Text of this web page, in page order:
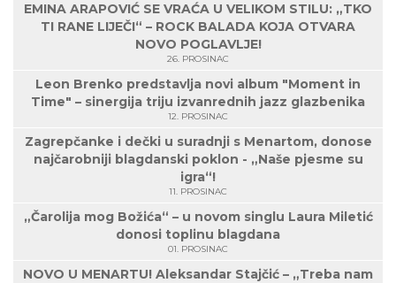
EMINA ARAPOVIĆ SE VRAĆA U VELIKOM STILU: „TKO
TI RANE LIJEČI“ – ROCK BALADA KOJA OTVARA
NOVO POGLAVLJE!
26. PROSINAC
Leon Brenko predstavlja novi album "Moment in
Time" – sinergija triju izvanrednih jazz glazbenika
12. PROSINAC
Zagrepčanke i dečki u suradnji s Menartom, donose
najčarobniji blagdanski poklon - „Naše pjesme su
igra“!
11. PROSINAC
„Čarolija mog Božića“ – u novom singlu Laura Miletić
donosi toplinu blagdana
01. PROSINAC
NOVO U MENARTU! Aleksandar Stajčić – „Treba nam